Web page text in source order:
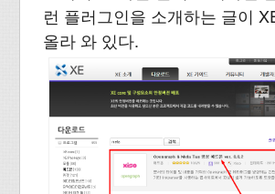
런 플러그인을 소개하는 글이
올라 와 있다.